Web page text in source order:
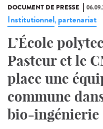
DOCUMENT DE PRESSE
Institutionnel, partenariat
L’École
Pasteur et le
place une
commune
bio-ingénierie